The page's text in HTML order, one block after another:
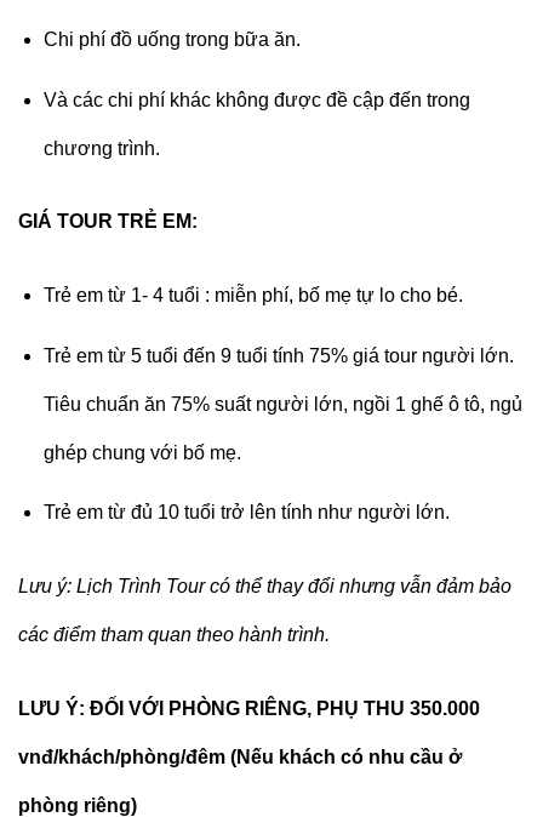
Chi phí đồ uống trong bữa ăn.
Và các chi phí khác không được đề cập đến trong
chương trình.
GIÁ TOUR TRẺ EM:
Trẻ em từ 1- 4 tuổi : miễn phí, bố mẹ tự lo cho bé.
Trẻ em từ 5 tuổi đến 9 tuổi tính 75% giá tour người lớn.
Tiêu chuẩn ăn 75% suất người lớn, ngồi 1 ghế ô tô, ngủ
ghép chung với bố mẹ.
Trẻ em từ đủ 10 tuổi trở lên tính như người lớn.
Lưu ý: Lịch Trình Tour có thể thay đổi nhưng vẫn đảm bảo
các điểm tham quan theo hành trình.
LƯU Ý: ĐỐI VỚI PHÒNG RIÊNG, PHỤ THU 350.000
vnđ/khách/phòng/đêm (Nếu khách có nhu cầu ở
phòng riêng)